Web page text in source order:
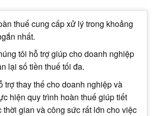
thuế cung cấp xử lý trong khoảng
nhất.
tôi hỗ trợ giúp cho doanh nghiệp
lại số tiền thuế tối đa.
trợ thay thế cho doanh nghiệp và
hiện quy trình hoàn thuế giúp tiết
thời gian và công sức rất lớn cho việc